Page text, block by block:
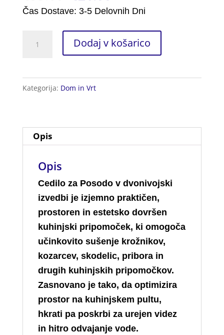
ocene
stranke
Čas Dostave: 3-5 Delovnih Dni
količina
Dodaj v košarico
Kategorija: Dom in Vrt
Opis
Opis
Cedilo za Posodo v dvonivojski
izvedbi je izjemno praktičen,
prostoren in estetsko dovršen
kuhinjski pripomoček, ki omogoča
učinkovito sušenje krožnikov,
kozarcev, skodelic, pribora in
drugih kuhinjskih pripomočkov.
Zasnovano je tako, da optimizira
prostor na kuhinjskem pultu,
hkrati pa poskrbi za urejen videz
in hitro odvajanje vode.